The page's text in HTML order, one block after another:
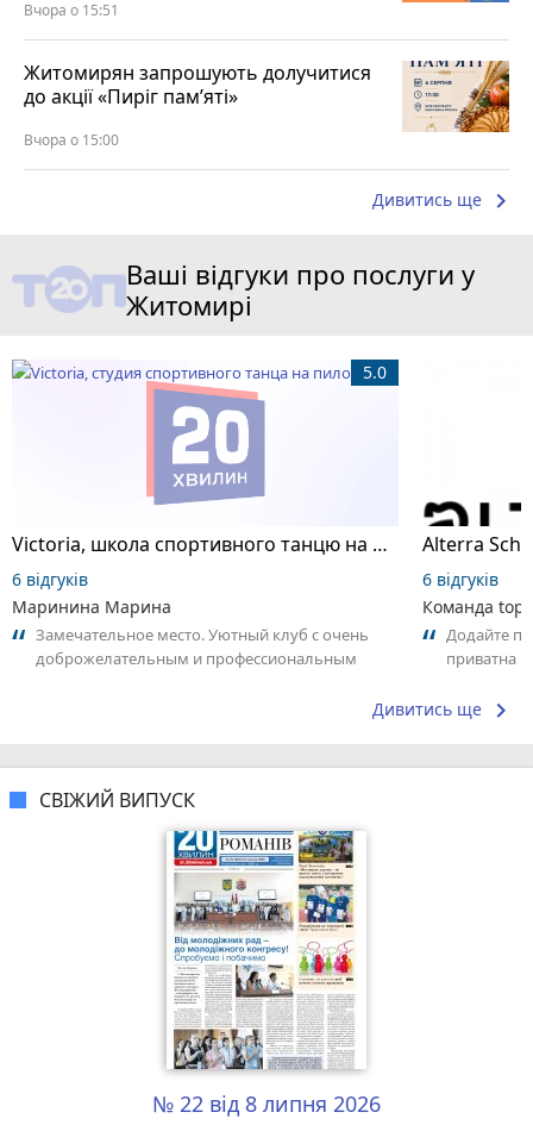
Вчора о 15:51
Житомирян запрошують долучитися
до акції «Пиріг пам’яті»
Вчора о 15:00
Дивитись ще keyboard_arrow_right
Ваші відгуки про послуги у
Житомирі
Victoria, школа спортивного танцю на пілоні
5.0
6 відгуків
Маринина Марина
Замечательное место. Уютный клуб с очень
доброжелательным и профессиональным
6 відгуків
Команда
Додайте
приватна
Дивитись ще keyboard_arrow_right
СВІЖИЙ ВИПУСК
№ 22 від 8 липня 2026